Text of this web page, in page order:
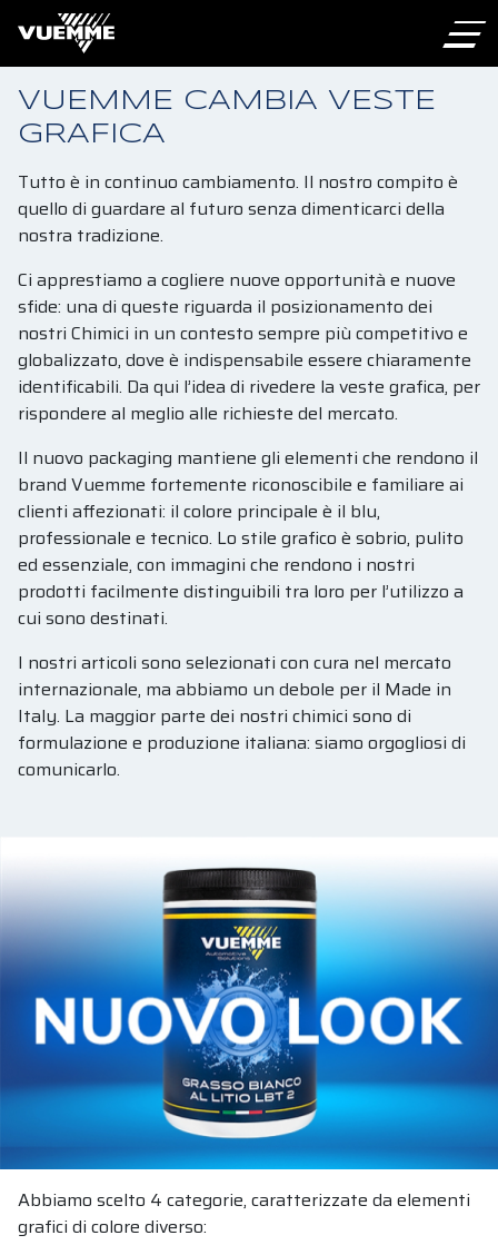
VUEMME CAMBIA VESTE
GRAFICA
Tutto è in continuo cambiamento. Il nostro compito è
quello di guardare al futuro senza dimenticarci della
nostra tradizione.
Ci apprestiamo a cogliere nuove opportunità e nuove
sfide: una di queste riguarda il posizionamento dei
nostri Chimici in un contesto sempre più competitivo e
globalizzato, dove è indispensabile essere chiaramente
identificabili. Da qui l’idea di rivedere la veste grafica, per
rispondere al meglio alle richieste del mercato.
Il nuovo packaging mantiene gli elementi che rendono il
brand Vuemme fortemente riconoscibile e familiare ai
clienti affezionati: il colore principale è il blu,
professionale e tecnico. Lo stile grafico è sobrio, pulito
ed essenziale, con immagini che rendono i nostri
prodotti facilmente distinguibili tra loro per l’utilizzo a
cui sono destinati.
I nostri articoli sono selezionati con cura nel mercato
internazionale, ma abbiamo un debole per il Made in
Italy. La maggior parte dei nostri chimici sono di
formulazione e produzione italiana: siamo orgogliosi di
comunicarlo.
Abbiamo scelto 4 categorie, caratterizzate da elementi
grafici di colore diverso: